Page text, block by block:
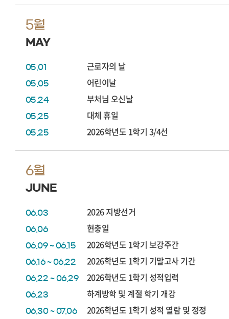
5월
MAY
05.01 근로자의 날
05.05 어린이날
05.24 부처님 오신날
05.25 대체 휴일
05.25 2026학년도 1학기 3/4선
6월
JUNE
06.03 2026 지방선거
06.06 현충일
06.09 ~ 06.15 2026학년도 1학기 보강주간
06.16 ~ 06.22 2026학년도 1학기 기말고사 기간
06.22 ~ 06.29 2026학년도 1학기 성적입력
06.23 하계방학 및 계절 학기 개강
06.30 ~ 07.06 2026학년도 1학기 성적 열람 및 정정